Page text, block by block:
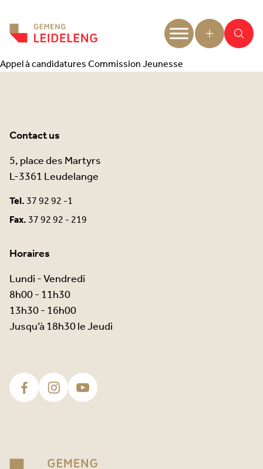
Appel à candidatures Commission Jeunesse
Contact us
5, place des Martyrs
L-3361 Leudelange
Tel.37 92 92 -1
Fax.37 92 92 - 219
Horaires
Lundi - Vendredi
8h00 - 11h30
13h30 - 16h00
Jusqu’à 18h30 le Jeudi